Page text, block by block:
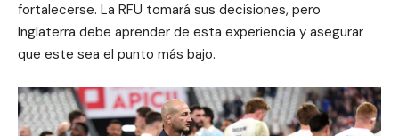
fortalecerse. La RFU tomará sus decisiones, pero
Inglaterra debe aprender de esta experiencia y asegurar
que este sea el punto más bajo.